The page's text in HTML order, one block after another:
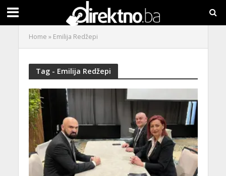
Home » Emilija Redžepi
Tag - Emilija Redžepi